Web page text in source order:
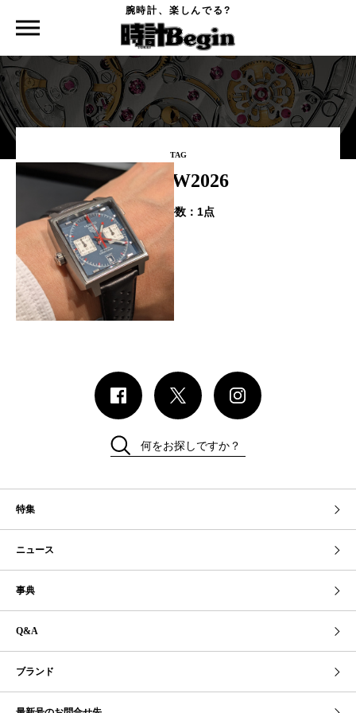
腕時計、楽しんでる?
W&W2026
TAG
#W&W2026
該当件数： 1点
Watches and Wonders Geneva
2026 新作速報 Part.8
特集
ニュース
事典
Q&A
ブランド
何をお探しですか？